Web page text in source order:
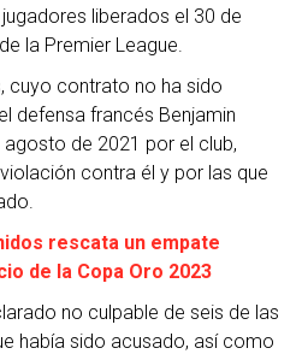
liberados el 30 de
la Premier League.
cuyo contrato no ha sido
defensa francés Benjamin
de 2021 por el club,
contra él y por las que
rescata un empate
de la Copa Oro 2023
no culpable de seis de las
había sido acusado, así como